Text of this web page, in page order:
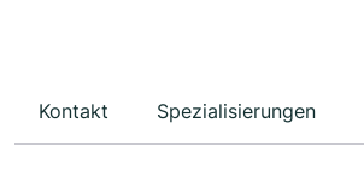
Kontakt Spezialisierungen